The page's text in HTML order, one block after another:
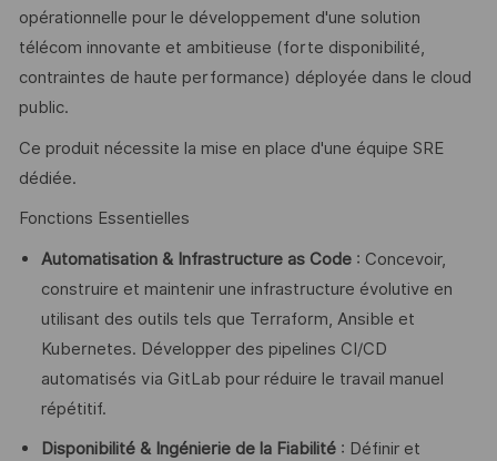
opérationnelle pour le développement d'une solution
télécom innovante et ambitieuse (forte disponibilité,
contraintes de haute performance) déployée dans le cloud
public.
Ce produit nécessite la mise en place d'une équipe SRE
dédiée.
Fonctions Essentielles
Automatisation & Infrastructure as Code : Concevoir,
construire et maintenir une infrastructure évolutive en
utilisant des outils tels que Terraform, Ansible et
Kubernetes. Développer des pipelines CI/CD
automatisés via GitLab pour réduire le travail manuel
répétitif.
Disponibilité & Ingénierie de la Fiabilité: Définir et